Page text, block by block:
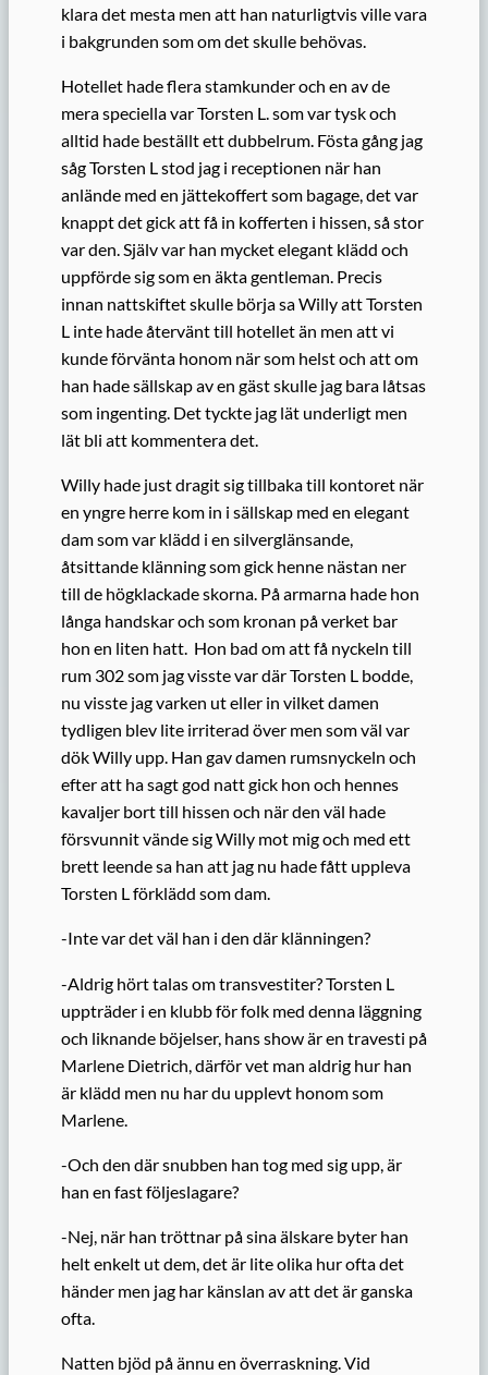
klara det mesta men att han naturligtvis ville vara
i bakgrunden som om det skulle behövas.
Hotellet hade flera stamkunder och en av de
mera speciella var Torsten L. som var tysk och
alltid hade beställt ett dubbelrum. Fösta gång jag
såg Torsten L stod jag i receptionen när han
anlände med en jättekoffert som bagage, det var
knappt det gick att få in kofferten i hissen, så stor
var den. Själv var han mycket elegant klädd och
uppförde sig som en äkta gentleman. Precis
innan nattskiftet skulle börja sa Willy att Torsten
L inte hade återvänt till hotellet än men att vi
kunde förvänta honom när som helst och att om
han hade sällskap av en gäst skulle jag bara låtsas
som ingenting. Det tyckte jag lät underligt men
lät bli att kommentera det.
Willy hade just dragit sig tillbaka till kontoret när
en yngre herre kom in i sällskap med en elegant
dam som var klädd i en silverglänsande,
åtsittande klänning som gick henne nästan ner
till de högklackade skorna. På armarna hade hon
långa handskar och som kronan på verket bar
hon en liten hatt. Hon bad om att få nyckeln till
rum 302 som jag visste var där Torsten L bodde,
nu visste jag varken ut eller in vilket damen
tydligen blev lite irriterad över men som väl var
dök Willy upp. Han gav damen rumsnyckeln och
efter att ha sagt god natt gick hon och hennes
kavaljer bort till hissen och när den väl hade
försvunnit vände sig Willy mot mig och med ett
brett leende sa han att jag nu hade fått uppleva
Torsten L förklädd som dam.
-Inte var det väl han i den där klänningen?
-Aldrig hört talas om transvestiter? Torsten L
uppträder i en klubb för folk med denna läggning
och liknande böjelser, hans show är en travesti på
Marlene Dietrich, därför vet man aldrig hur han
är klädd men nu har du upplevt honom som
Marlene.
-Och den där snubben han tog med sig upp, är
han en fast följeslagare?
-Nej, när han tröttnar på sina älskare byter han
helt enkelt ut dem, det är lite olika hur ofta det
händer men jag har känslan av att det är ganska
ofta.
Natten bjöd på ännu en överraskning. Vid